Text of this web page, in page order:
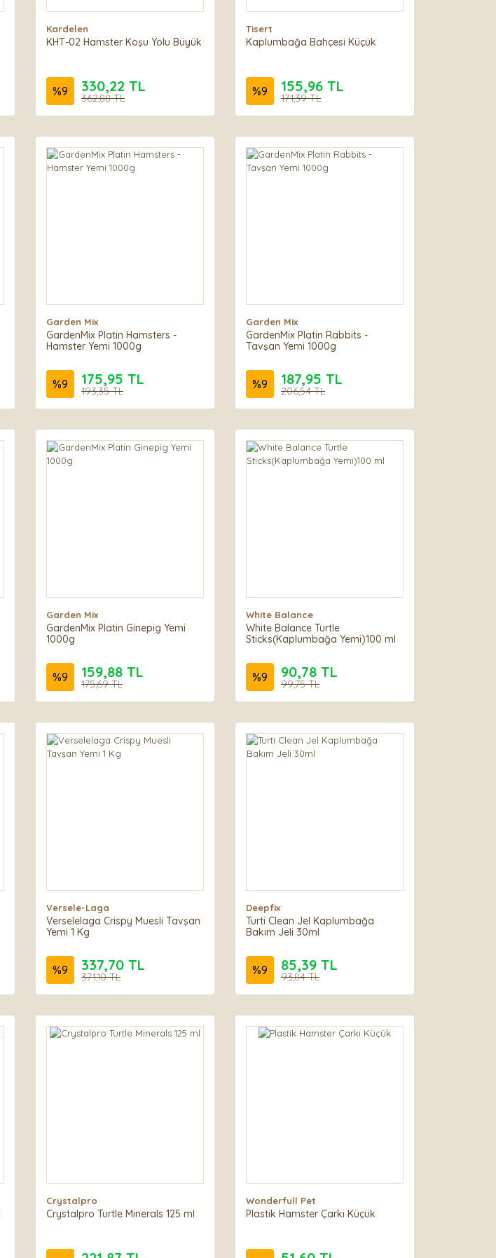
Kardelen
KHT-02 Hamster Koşu Yolu Büyük
%9 330,22 TL
362,88 TL
Tisert
Kaplumbağa Bahçesi Küçük
%9 155,96 TL
171,39 TL
Garden Mix
GardenMix Platin Hamsters -
Hamster Yemi 1000g
%9 175,95 TL
193,35 TL
Garden Mix
GardenMix Platin Rabbits -
Tavşan Yemi 1000g
%9 187,95 TL
206,54 TL
Garden Mix
GardenMix Platin Ginepig Yemi
1000g
%9 159,88 TL
175,69 TL
White Balance
White Balance Turtle
Sticks(Kaplumbağa Yemi)100 ml
%9 90,78 TL
99,75 TL
Versele-Laga
Verselelaga Crispy Muesli Tavşan
Yemi 1 Kg
%9 337,70 TL
371,10 TL
Deepfix
Turti Clean Jel Kaplumbağa
Bakım Jeli 30ml
%9 85,39 TL
93,84 TL
Crystalpro
Crystalpro Turtle Minerals 125 ml
Wonderfull Pet
Plastik Hamster Çarkı Küçük